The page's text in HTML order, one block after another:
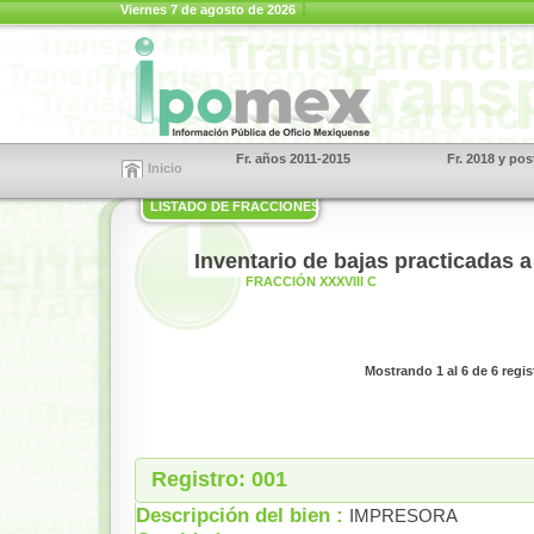
Viernes 7 de agosto de 2026
Inicio
Fr. años 2011-2015 Fr. 2018 y
LISTADO DE FRACCIONES
Inventario de bajas practicadas
FRACCIÓN XXXVIII C
Mostrando 1 al 6 de 6
Registro: 001
Descripción del bien : IMPRESORA